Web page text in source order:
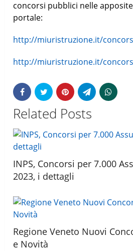
concorsi pubblici nelle
portale:
http://miuristruzione.it/
http://miuristruzione.it/
Related Posts
INPS, Concorsi per 7.000
2023, i dettagli
Regione Veneto Nuovi
e Novità